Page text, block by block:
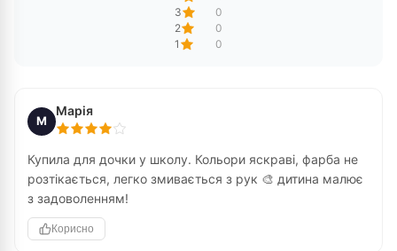
3
0
2
0
1
0
М
Марія
Купила для дочки у школу. Кольори яскраві, фарба не
розтікається, легко змивається з рук 🎨 дитина малює
з задоволенням!
Корисно